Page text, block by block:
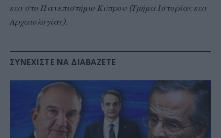
και στο Πανεπιστήμιο Κύπρου (Τμήμα Ιστορίας και
Αρχαιολογίας).
ΣΥΝΕΧΊΣΤΕ ΝΑ ΔΙΑΒΆΖΕΤΕ